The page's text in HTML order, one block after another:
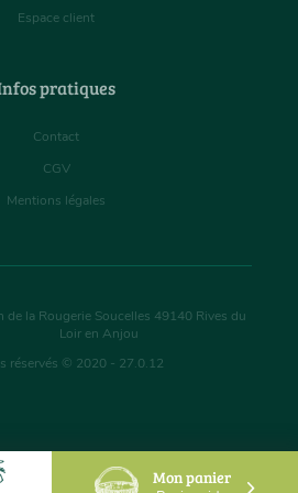
Mon panier
Espace client
pratiques
Contact
CGV
Mentions légales
de la Rougerie Soucelles 49140 Rives du
Loir en Anjou
réservés © 2020 - 27.0.12